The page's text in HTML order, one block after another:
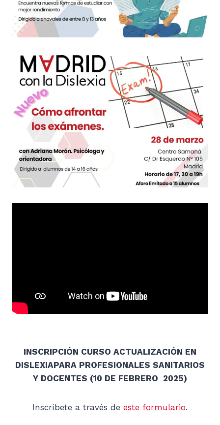
INSCRIPCIÓN CURSO ACTUALIZACIÓN EN
DISLEXIAPARA PROFESIONALES SANITARIOS
Y DOCENTES (10 DE FEBRERO 2025)
Inscríbete a través de este formulario.